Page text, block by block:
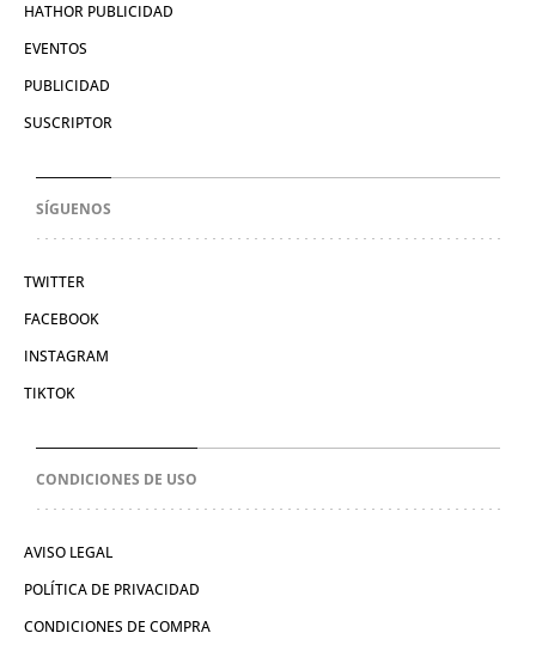
HATHOR PUBLICIDAD
EVENTOS
PUBLICIDAD
SUSCRIPTOR
SÍGUENOS
TWITTER
FACEBOOK
INSTAGRAM
TIKTOK
CONDICIONES DE USO
AVISO LEGAL
POLÍTICA DE PRIVACIDAD
CONDICIONES DE COMPRA